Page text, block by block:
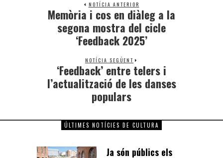
NOTÍCIA ANTERIOR
Memòria i cos en diàleg a la
segona mostra del cicle
‘Feedback 2025’
NOTÍCIA SEGÜENT
‘Feedback’ entre telers i
l’actualització de les danses
populars
ÚLTIMES NOTÍCIES DE CULTURA
Ja són públics els